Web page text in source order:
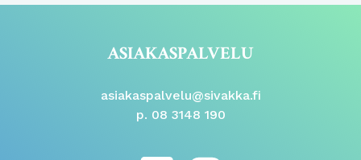
ASIAKASPALVELU
asiakaspalvelu@sivakka.fi
p. 08 3148 190